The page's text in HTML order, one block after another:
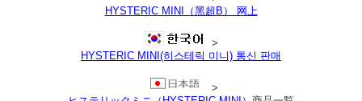
HYSTERIC MINI（黑超B） 网上
>
HYSTERIC MINI(히스테릭 미니) 통신 판매
>